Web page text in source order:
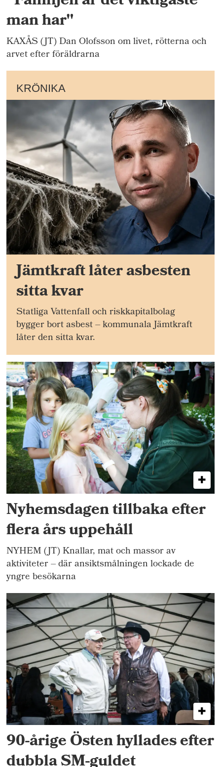
man har"
KAXÅS (JT) Dan Olofsson om livet, rötterna och
arvet efter föräldrarna
KRÖNIKA
Jämtkraft låter asbesten
sitta kvar
Statliga Vattenfall och riskkapitalbolag
bygger bort asbest – kommunala Jämtkraft
låter den sitta kvar.
Nyhemsdagen tillbaka efter
flera års uppehåll
NYHEM (JT) Knallar, mat och massor av
aktiviteter – där ansiktsmålningen lockade de
yngre besökarna
90-årige Östen hyllades efter